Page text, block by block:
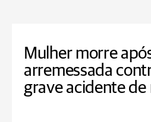
Mulher morre
arremessada
grave acidente